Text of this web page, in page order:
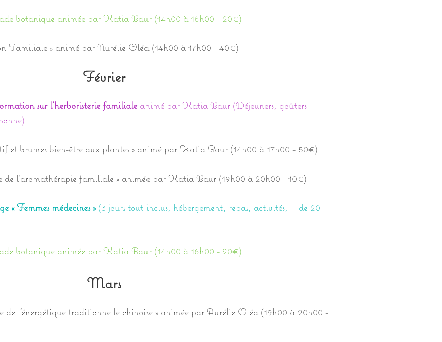
botanique animée par Katia Baur (14h00 à 16h00 - 20€)
Familiale » animé par Aurélie Oléa (14h00 à 17h00 - 40€)
Février
sur l’herboristerie familiale animé par Katia Baur (Déjeuners, goûters
et brumes bien-être aux plantes » animé par Katia Baur (14h00 à 17h00 - 50€)
de l’aromathérapie familiale » animée par Katia Baur (19h00 à 20h00 - 10€)
« Femmes médecines »(3 jours tout inclus, hébergement, repas, activités, + de 20
botanique animée par Katia Baur (14h00 à 16h00 - 20€)
Mars
de l’énergétique traditionnelle chinoise » animée par Aurélie Oléa (19h00 à 20h00 -